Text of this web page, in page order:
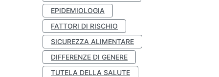
EPIDEMIOLOGIA
FATTORI DI RISCHIO
SICUREZZA ALIMENTARE
DIFFERENZE DI GENERE
TUTELA DELLA SALUTE